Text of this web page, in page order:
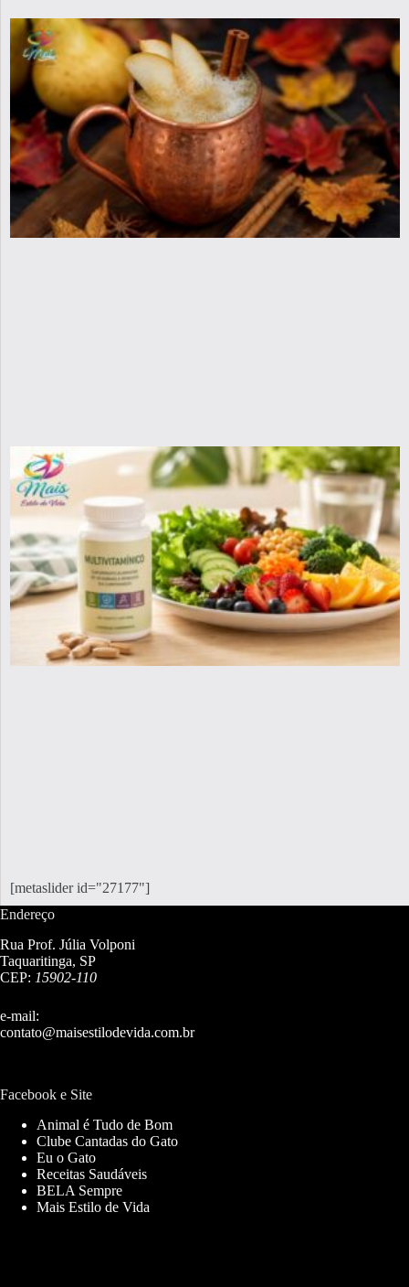
[metaslider id="27177"]
Endereço
Rua Prof. Júlia Volponi
Taquaritinga, SP
CEP: 15902-110
e-mail:
contato@maisestilodevida.com.br
Facebook e Site
Animal é Tudo de Bom
Clube Cantadas do Gato
Eu o Gato
Receitas Saudáveis
BELA Sempre
Mais Estilo de Vida